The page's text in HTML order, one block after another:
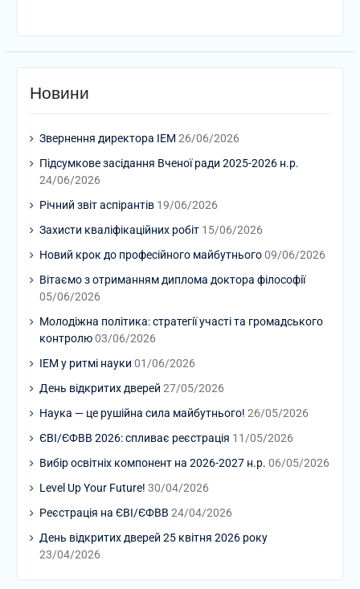
Новини
Звернення директора ІЕМ 26/06/2026
Підсумкове засідання Вченої ради 2025-2026 н.р.
24/06/2026
Річний звіт аспірантів 19/06/2026
Захисти кваліфікаційних робіт 15/06/2026
Новий крок до професійного майбутнього 09/06/2026
Вітаємо з отриманням диплома доктора філософії
05/06/2026
Молодіжна політика: стратегії участі та громадського
контролю 03/06/2026
ІЕМ у ритмі науки 01/06/2026
День відкритих дверей 27/05/2026
Наука — це рушійна сила майбутнього! 26/05/2026
ЄВІ/ЄФВВ 2026: спливає реєстрація 11/05/2026
Вибір освітніх компонент на 2026-2027 н.р. 06/05/2026
Level Up Your Future! 30/04/2026
Реєстрація на ЄВІ/ЄФВВ 24/04/2026
День відкритих дверей 25 квітня 2026 року
23/04/2026